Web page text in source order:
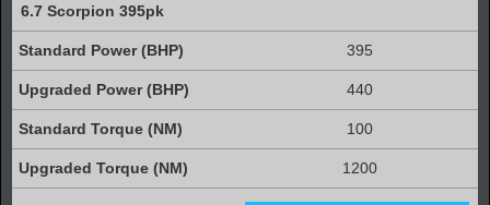
6.7 Scorpion 395pk
395
440
100
1200